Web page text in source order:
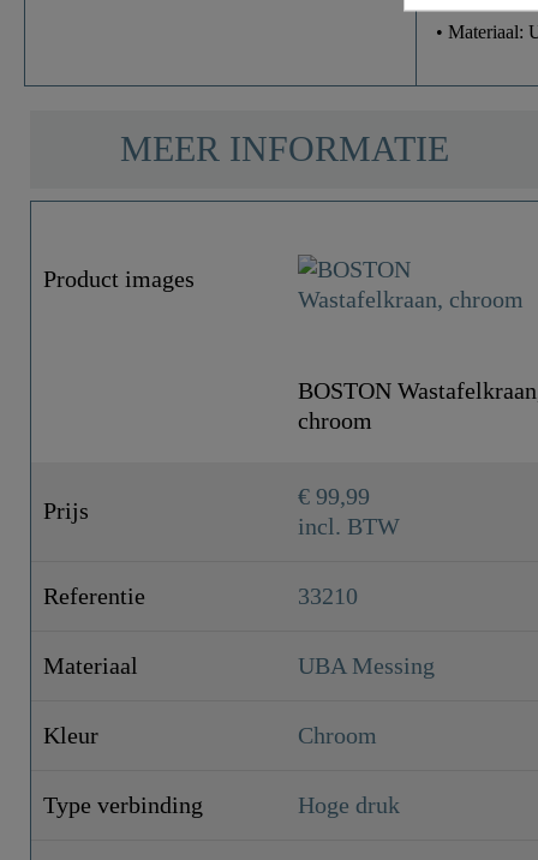
• Materiaal:
MEER INFORMATIE
Product images
BOSTON
chroom
Prijs
€ 99,99
incl. BTW
Referentie 33210
Materiaal UBA Messing
Kleur Chroom
Type verbinding Hoge druk